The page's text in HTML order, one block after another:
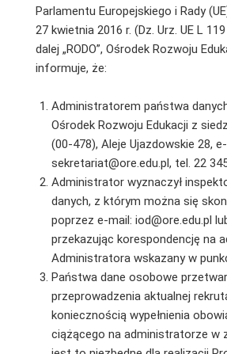
Parlamentu Europejskiego i Rady
27 kwietnia 2016 r. (Dz. Urz. UE L
dalej „RODO”, Ośrodek Rozwoju
informuje, że:
Administratorem państwa
Ośrodek Rozwoju Edukacji z
(00-478), Aleje Ujazdowskie 28,
sekretariat@ore.edu.pl, tel. 22
Administrator wyznaczył
danych, z którym można się
poprzez e-mail: iod@ore.edu.pl
przekazując korespondencję na
Administratora wskazany w
Państwa dane osobowe
przeprowadzenia aktualnej
koniecznością wypełnienia
ciążącego na administratorze w